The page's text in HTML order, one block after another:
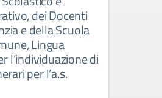
dei Docenti
e della Scuola
Lingua
l’individuazione di
per l’a.s.